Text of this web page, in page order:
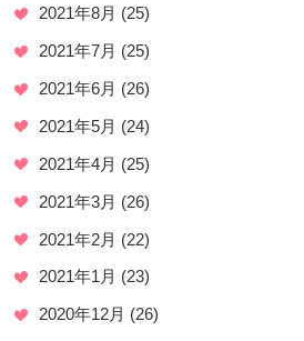
2021年8月 (25)
2021年7月 (25)
2021年6月 (26)
2021年5月 (24)
2021年4月 (25)
2021年3月 (26)
2021年2月 (22)
2021年1月 (23)
2020年12月 (26)